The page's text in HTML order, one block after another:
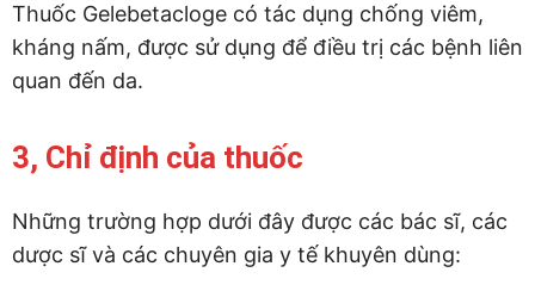
Thuốc Gelebetacloge có tác dụng chống viêm,
kháng nấm, được sử dụng để điều trị các bệnh liên
quan đến da.
3, Chỉ định của thuốc
Những trường hợp dưới đây được các bác sĩ, các
dược sĩ và các chuyên gia y tế khuyên dùng: